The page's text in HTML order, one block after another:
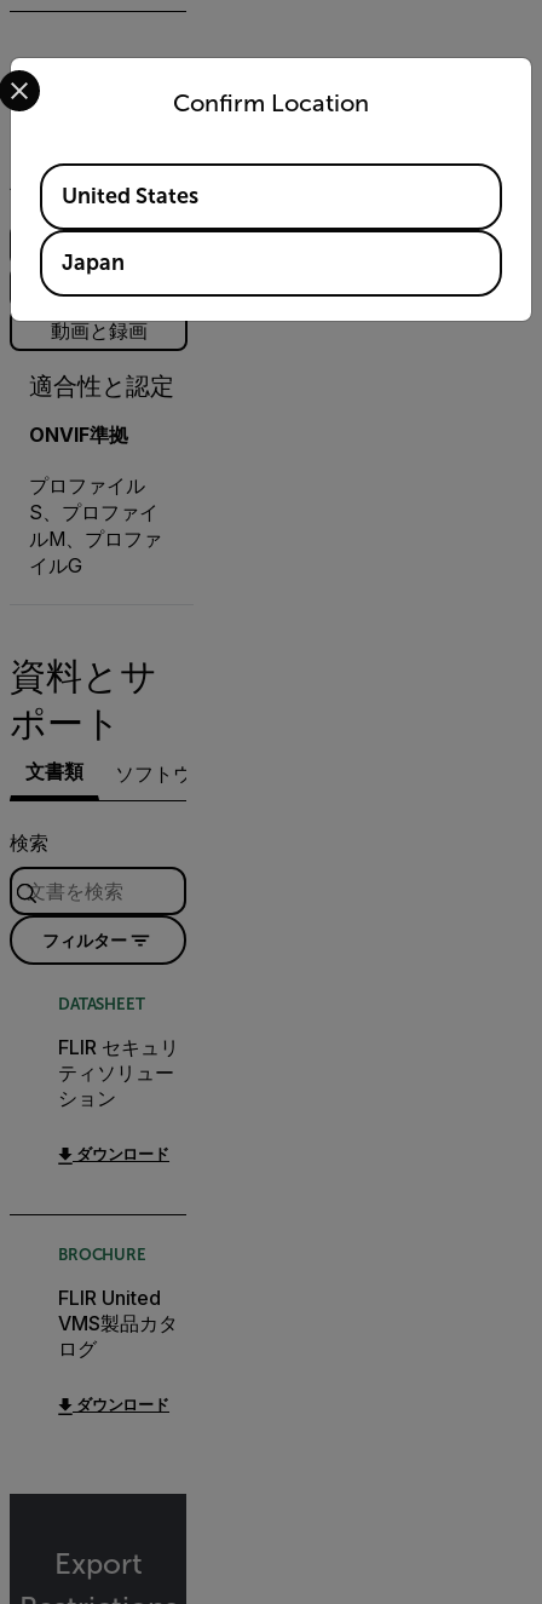
仕様
適合性と認定
一般仕様
動画と録画
適合性と認定
ONVIF準拠
プロファイル
S、プロファイ
ルM、プロファ
イルG
資料とサ
ポート
文書類 ソフトウェア＆ファームウェア
検索
フィルター
DATASHEET
FLIR セキュリ
ティソリュー
ション
ダウンロード
BROCHURE
FLIR United
VMS製品カタ
ログ
ダウンロード
Export
Confirm Location
Select your preferred country and language from the
Available Locations
United States
Japan